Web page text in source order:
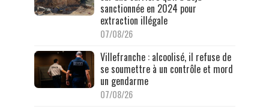
sanctionnée en 2024 pour
extraction illégale
07/08/26
Villefranche : alcoolisé, il refuse de
se soumettre à un contrôle et mord
un gendarme
07/08/26